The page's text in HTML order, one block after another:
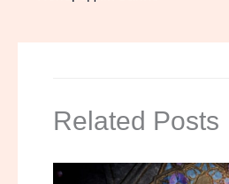
Related Posts